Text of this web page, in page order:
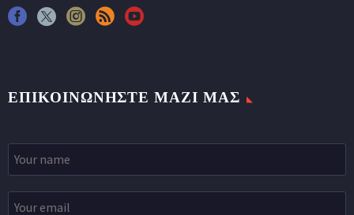
ΕΠΙΚΟΙΝΩΝΉΣΤΕ ΜΑΖΊ ΜΑΣ